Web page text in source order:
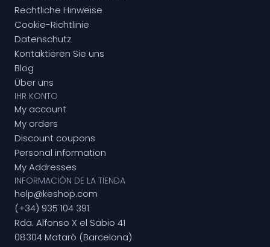
Rechtliche Hinweise
Cookie-Richtlinie
Datenschutz
Kontaktieren Sie uns
Blog
Über uns
IHR KONTO
My account
My orders
Discount coupons
Personal information
My Addresses
INFORMACIÓN DE LA TIENDA
help@keshop.com
(+34) 935 104 391
Rda. Alfonso X el Sabio 41
08304 Mataró (Barcelona)